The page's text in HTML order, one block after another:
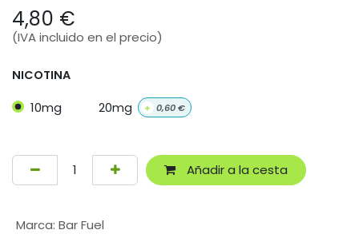
4,80 €
(IVA incluido en el precio)
NICOTINA
10mg 20mg + 0,60€
Añadir a la cesta
Marca: Bar Fuel